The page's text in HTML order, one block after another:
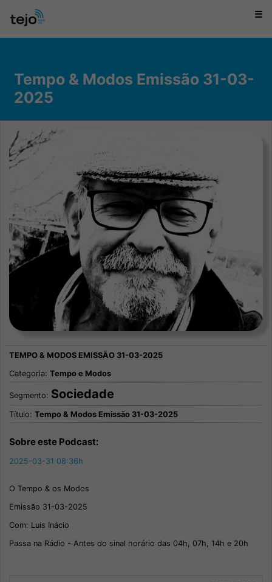
☰
Tempo & Modos Emissão 31-03-
2025
Categoria: Tempo e Modos
Segmento: Sociedade
Título: Tempo & Modos Emissão 31-03-2025
Sobre este Podcast:
2025-03-31 08:36h
O Tempo & os Modos
Emissão 31-03-2025
Com: Luís Inácio
Passa na Rádio - Antes do sinal horário das 04h, 07h, 14h e 20h